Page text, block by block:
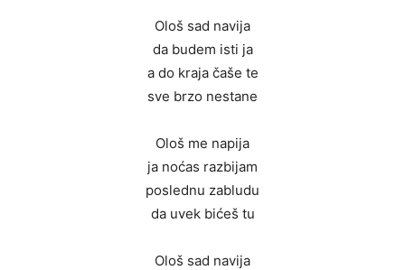
Ološ sad navija
da budem isti ja
a do kraja čaše te
sve brzo nestane
Ološ me napija
ja noćas razbijam
poslednu zabludu
da uvek bićeš tu
Ološ sad navija